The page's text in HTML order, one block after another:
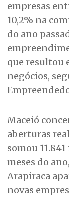
empresas
10,2% na
do ano
que resultou
negócios,
Maceió
aberturas
somou
meses do
Arapiraca
novas